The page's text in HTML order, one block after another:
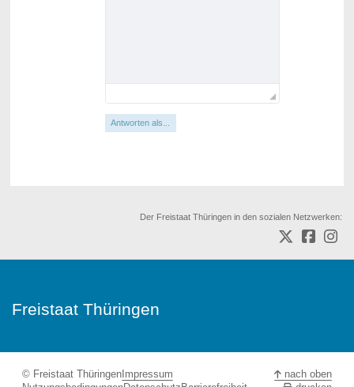
Antworten als...
Der Freistaat Thüringen in den sozialen Netzwerken:
Freistaat Thüringen
© Freistaat Thüringen Impressum
nach oben